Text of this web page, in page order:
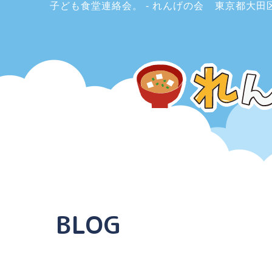
子ども食堂連絡会。 - れんげの会 東京都大田
BLOG